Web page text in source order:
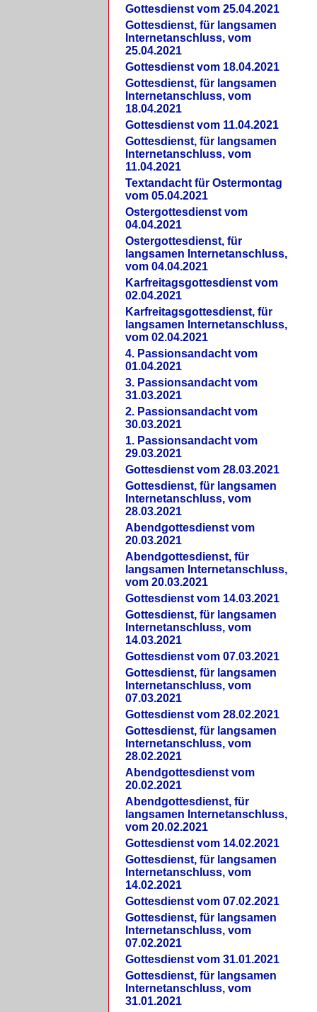
Gottesdienst vom 25.04.2021
Gottesdienst, für langsamen
Internetanschluss, vom
25.04.2021
Gottesdienst vom 18.04.2021
Gottesdienst, für langsamen
Internetanschluss, vom
18.04.2021
Gottesdienst vom 11.04.2021
Gottesdienst, für langsamen
Internetanschluss, vom
11.04.2021
Textandacht für Ostermontag
vom 05.04.2021
Ostergottesdienst vom
04.04.2021
Ostergottesdienst, für
langsamen Internetanschluss,
vom 04.04.2021
Karfreitagsgottesdienst vom
02.04.2021
Karfreitagsgottesdienst, für
langsamen Internetanschluss,
vom 02.04.2021
4. Passionsandacht vom
01.04.2021
3. Passionsandacht vom
31.03.2021
2. Passionsandacht vom
30.03.2021
1. Passionsandacht vom
29.03.2021
Gottesdienst vom 28.03.2021
Gottesdienst, für langsamen
Internetanschluss, vom
28.03.2021
Abendgottesdienst vom
20.03.2021
Abendgottesdienst, für
langsamen Internetanschluss,
vom 20.03.2021
Gottesdienst vom 14.03.2021
Gottesdienst, für langsamen
Internetanschluss, vom
14.03.2021
Gottesdienst vom 07.03.2021
Gottesdienst, für langsamen
Internetanschluss, vom
07.03.2021
Gottesdienst vom 28.02.2021
Gottesdienst, für langsamen
Internetanschluss, vom
28.02.2021
Abendgottesdienst vom
20.02.2021
Abendgottesdienst, für
langsamen Internetanschluss,
vom 20.02.2021
Gottesdienst vom 14.02.2021
Gottesdienst, für langsamen
Internetanschluss, vom
14.02.2021
Gottesdienst vom 07.02.2021
Gottesdienst, für langsamen
Internetanschluss, vom
07.02.2021
Gottesdienst vom 31.01.2021
Gottesdienst, für langsamen
Internetanschluss, vom
31.01.2021